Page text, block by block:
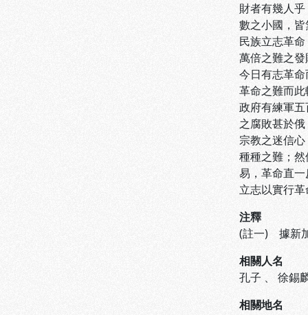
財者有幾人
數之小國，
民族立志革
萬倍之難之
今日有志革
革命之難而
政府有練軍
之腐敗甚於
宗教之迷信
種種之難；
易，革命直
立志以實行
注釋
(註一) 據新
相關人名
孔子 、 徐錫
相關地名